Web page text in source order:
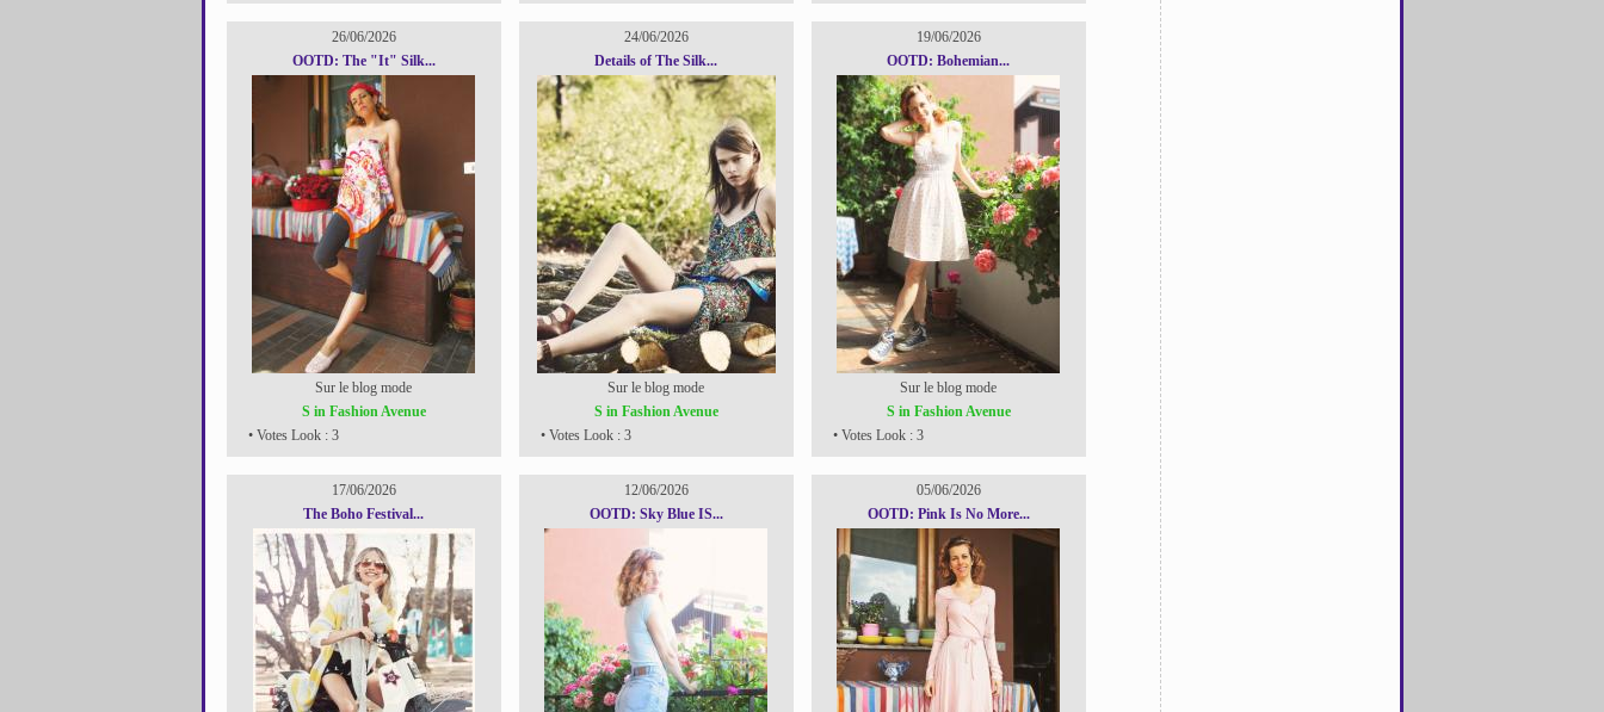
26/06/2026
OOTD: The "It" Silk...
Sur le blog mode
S in Fashion Avenue
• Votes Look : 3
24/06/2026
Details of The Silk...
Sur le blog mode
S in Fashion Avenue
• Votes Look : 3
19/06/2026
OOTD: Bohemian...
Sur le blog mode
S in Fashion Avenue
• Votes Look : 3
17/06/2026
The Boho Festival...
12/06/2026
OOTD: Sky Blue IS...
05/06/2026
OOTD: Pink Is No More...